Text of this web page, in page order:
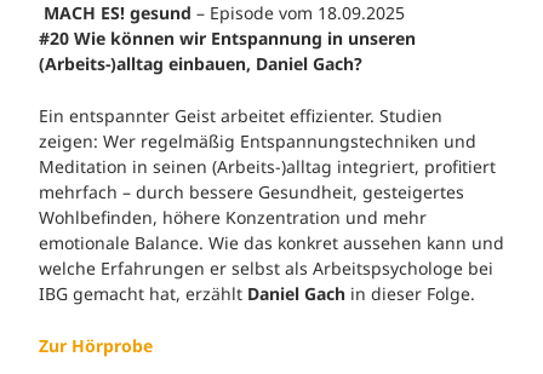
MACH ES! gesund – Episode vom 18.09.2025
#20 Wie können wir Entspannung in unseren
(Arbeits-)alltag einbauen, Daniel Gach?
Ein entspannter Geist arbeitet effizienter. Studien
zeigen: Wer regelmäßig Entspannungstechniken und
Meditation in seinen (Arbeits-)alltag integriert, profitiert
mehrfach – durch bessere Gesundheit, gesteigertes
Wohlbefinden, höhere Konzentration und mehr
emotionale Balance. Wie das konkret aussehen kann und
welche Erfahrungen er selbst als Arbeitspsychologe bei
IBG gemacht hat, erzählt Daniel Gach in dieser Folge.
Zur Hörprobe